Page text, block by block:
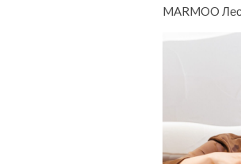
MARMOO